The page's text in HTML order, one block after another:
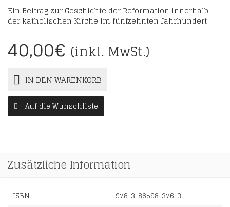
Ein Beitrag zur Geschichte der Reformation innerhalb
der katholischen Kirche im fünfzehnten Jahrhundert
40,00€ (inkl. MwSt.)
IN DEN WARENKORB
Auf die Wunschliste
Zusätzliche Information
ISBN 978-3-86598-376-3